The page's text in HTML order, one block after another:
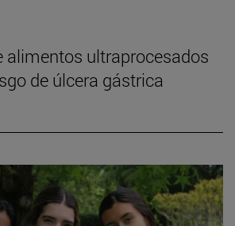
alimentos ultraprocesados
de úlcera gástrica